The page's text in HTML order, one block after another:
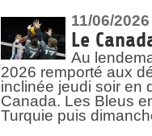
11/06/2026
Le
Au
2026 remporté aux
inclinée jeudi soir en
Canada. Les Bleus
Turquie puis